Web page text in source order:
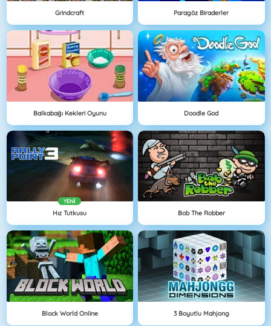
Grindcraft Paragöz Biraderler
Balkabağı Kekleri Oyunu Doodle God
YENI
Hız Tutkusu Bob The Robber
Block World Online 3 Boyutlu Mahjong